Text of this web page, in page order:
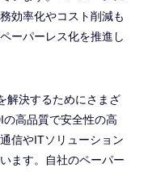
効率化やコスト削減も
ーパーレス化を推進し
解決するためにさまざ
高品質で安全性の高
信やITソリューション
ます。自社のペーパー